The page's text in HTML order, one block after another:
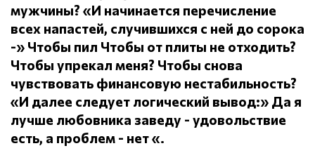
мужчины? «И начинается перечисление
всех напастей, случившихся с ней до сорока
-» Чтобы пил Чтобы от плиты не отходить?
Чтобы упрекал меня? Чтобы снова
чувствовать финансовую нестабильность?
«И далее следует логический вывод:» Да я
лучше любовника заведу - удовольствие
есть, а проблем - нет «.